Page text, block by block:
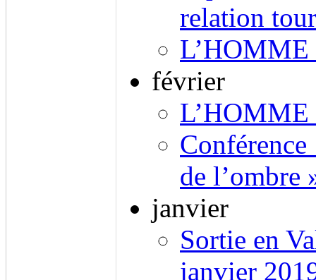
relation
février
de l’ombre
janvier
Sortie en
janvier